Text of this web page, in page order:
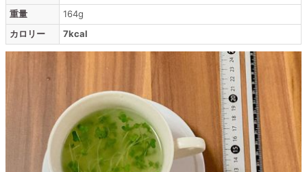
重量
164g
カロリー
7kcal